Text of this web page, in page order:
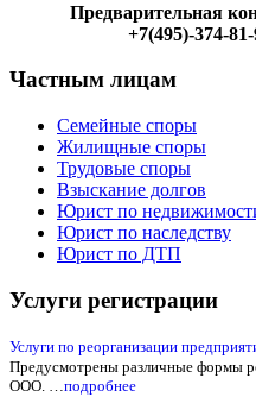
Предварительная
+7(495)-374-
Частным лицам
Семейные споры
Жилищные споры
Трудовые споры
Взыскание долгов
Юрист по
Юрист по наследству
Юрист по ДТП
Услуги регистрации
Услуги по реорганизации
Предусмотрены различные формы
ООО. …подробнее